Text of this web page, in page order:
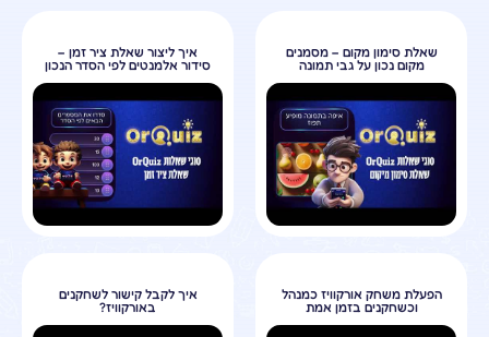
שאלת סימון מקום – מסמנים
מקום נכון על גבי תמונה
איך ליצור שאלת ציר זמן –
סידור אלמנטים לפי הסדר הנכון
הפעלת משחק אורקוויז כמנהל
וכשחקנים בזמן אמת
איך לקבל קישור לשחקנים
באורקוויז?